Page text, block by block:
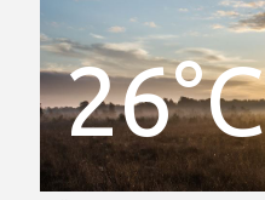
26°C